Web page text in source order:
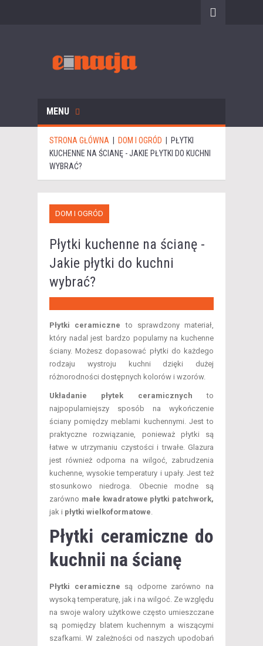
MENU
STRONA GŁÓWNA DOM I OGRÓD
PŁYTKI
KUCHENNE NA ŚCIANĘ - JAKIE PŁYTKI DO KUCHNI
WYBRAĆ?
DOM I OGRÓD
Płytki kuchenne na ścianę -
Jakie płytki do kuchni
wybrać?
Płytki ceramiczne to sprawdzony materiał,
który nadal jest bardzo popularny na kuchenne
ściany. Możesz dopasować płytki do każdego
rodzaju wystroju kuchni dzięki dużej
różnorodności dostępnych kolorów i wzorów.
Układanie płytek ceramicznych to
najpopularniejszy sposób na wykończenie
ściany pomiędzy meblami kuchennymi. Jest to
praktyczne rozwiązanie, ponieważ płytki są
łatwe w utrzymaniu czystości i trwałe. Glazura
jest również odporna na wilgoć, zabrudzenia
kuchenne, wysokie temperatury i upały. Jest też
stosunkowo niedroga. Obecnie modne są
zarówno małe kwadratowe płytki patchwork,
jak i płytki wielkoformatowe.
Płytki ceramiczne do
kuchnii na ścianę
Płytki ceramiczne są odporne zarówno na
wysoką temperaturę, jak i na wilgoć. Ze względu
na swoje walory użytkowe często umieszczane
są pomiędzy blatem kuchennym a wiszącymi
szafkami. W zależności od naszych upodobań